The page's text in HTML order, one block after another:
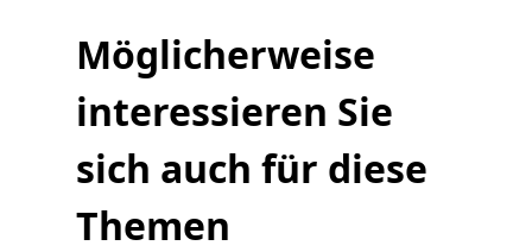
Möglicherweise
interessieren Sie
sich auch für diese
Themen